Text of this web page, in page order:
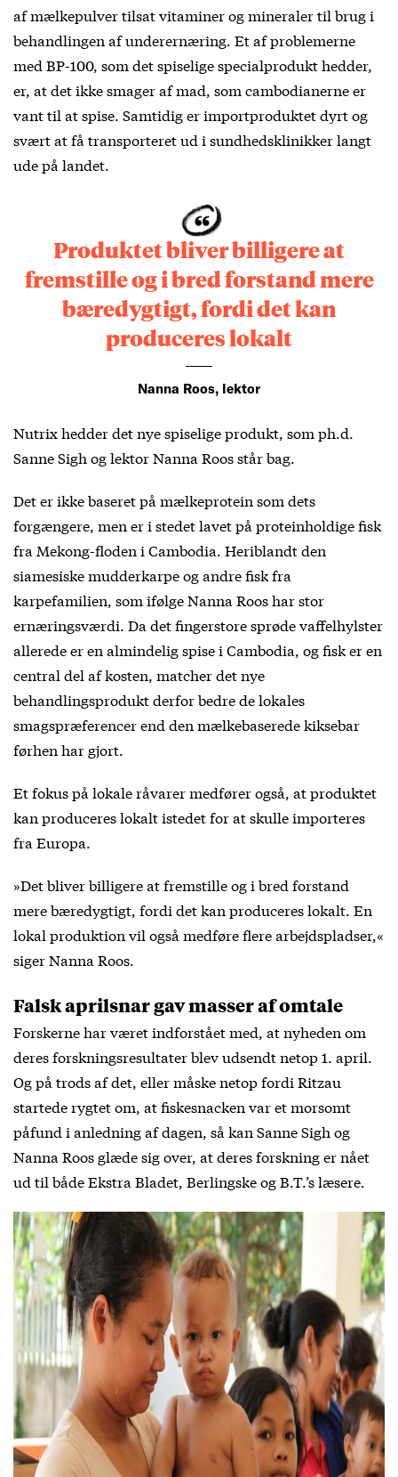
af mælkepulver tilsat vitaminer og mineraler til brug i
behandlingen af underernæring. Et af problemerne
med BP-100, som det spiselige specialprodukt hedder,
er, at det ikke smager af mad, som cambodianerne er
vant til at spise. Samtidig er importproduktet dyrt og
svært at få transporteret ud i sundhedsklinikker langt
ude på landet.
Produktet bliver billigere at
fremstille og i bred forstand mere
bæredygtigt, fordi det kan
produceres lokalt
Nanna Roos, lektor
Nutrix hedder det nye spiselige produkt, som ph.d.
Sanne Sigh og lektor Nanna Roos står bag.
Det er ikke baseret på mælkeprotein som dets
forgængere, men er i stedet lavet på proteinholdige fisk
fra Mekong-floden i Cambodia. Heriblandt den
siamesiske mudderkarpe og andre fisk fra
karpefamilien, som ifølge Nanna Roos har stor
ernæringsværdi. Da det fingerstore sprøde vaffelhylster
allerede er en almindelig spise i Cambodia, og fisk er en
central del af kosten, matcher det nye
behandlingsprodukt derfor bedre de lokales
smagspræferencer end den mælkebaserede kiksebar
førhen har gjort.
Et fokus på lokale råvarer medfører også, at produktet
kan produceres lokalt istedet for at skulle importeres
fra Europa.
»Det bliver billigere at fremstille og i bred forstand
mere bæredygtigt, fordi det kan produceres lokalt. En
lokal produktion vil også medføre flere arbejdspladser,«
siger Nanna Roos.
Falsk aprilsnar gav masser af omtale
Forskerne har været indforstået med, at nyheden om
deres forskningsresultater blev udsendt netop 1. april.
Og på trods af det, eller måske netop fordi Ritzau
startede rygtet om, at fiskesnacken var et morsomt
påfund i anledning af dagen, så kan Sanne Sigh og
Nanna Roos glæde sig over, at deres forskning er nået
ud til både Ekstra Bladet, Berlingske og B.T.’s læsere.